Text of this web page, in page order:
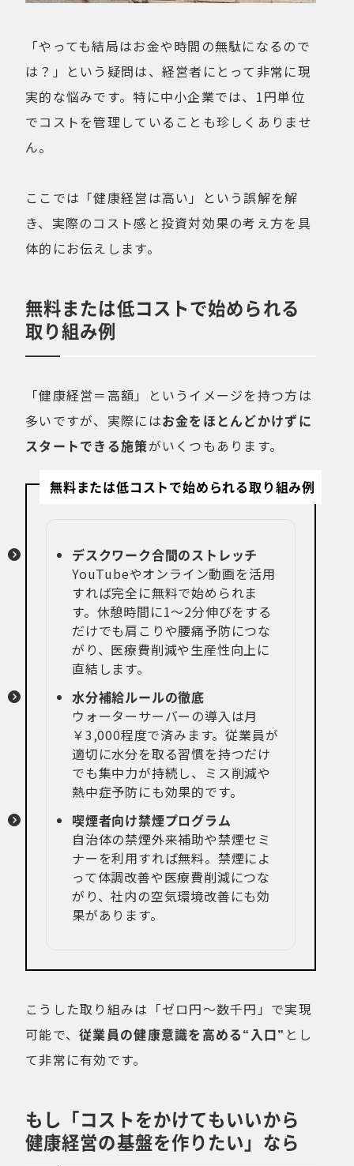
「やっても結局はお金や時間の無駄になるので
は？」という疑問は、経営者にとって非常に現
実的な悩みです。特に中小企業では、1円単位
でコストを管理していることも珍しくありませ
ん。
ここでは「健康経営は高い」という誤解を解
き、実際のコスト感と投資対効果の考え方を具
体的にお伝えします。
無料または低コストで始められる
取り組み例
「健康経営＝高額」というイメージを持つ方は
多いですが、実際にはお金をほとんどかけずに
スタートできる施策がいくつもあります。
無料または低コストで始められる取り組み例
デスクワーク合間のストレッチ
YouTubeやオンライン動画を活用
すれば完全に無料で始められま
す。休憩時間に1〜2分伸びをする
だけでも肩こりや腰痛予防につな
がり、医療費削減や生産性向上に
直結します。
水分補給ルールの徹底
ウォーターサーバーの導入は月
￥3,000程度で済みます。従業員が
適切に水分を取る習慣を持つだけ
でも集中力が持続し、ミス削減や
熱中症予防にも効果的です。
喫煙者向け禁煙プログラム
自治体の禁煙外来補助や禁煙セミ
ナーを利用すれば無料。禁煙によ
って体調改善や医療費削減につな
がり、社内の空気環境改善にも効
果があります。
こうした取り組みは「ゼロ円〜数千円」で実現
可能で、従業員の健康意識を高める“入口” とし
て非常に有効です。
もし「コストをかけてもいいから
健康経営の基盤を作りたい」なら